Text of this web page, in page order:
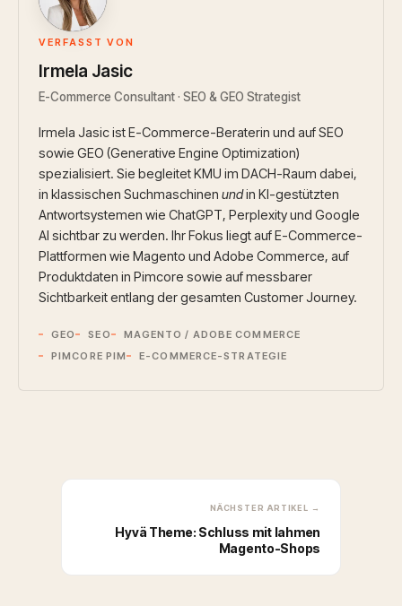
VERFASST VON
Irmela Jasic
E-Commerce Consultant · SEO & GEO Strategist
Irmela Jasic ist E-Commerce-Beraterin und auf SEO
sowie GEO (Generative Engine Optimization)
spezialisiert. Sie begleitet KMU im DACH-Raum dabei,
in klassischen Suchmaschinen undin KI-gestützten
Antwortsystemen wie ChatGPT, Perplexity und Google
AI sichtbar zu werden. Ihr Fokus liegt auf E-Commerce-
Plattformen wie Magento und Adobe Commerce, auf
Produktdaten in Pimcore sowie auf messbarer
Sichtbarkeit entlang der gesamten Customer Journey.
GEO SEO
MAGENTO / ADOBE COMMERCE
PIMCORE PIM
E-COMMERCE-STRATEGIE
NÄCHSTER ARTIKEL →
Hyvä Theme: Schluss mit lahmen
Magento-Shops